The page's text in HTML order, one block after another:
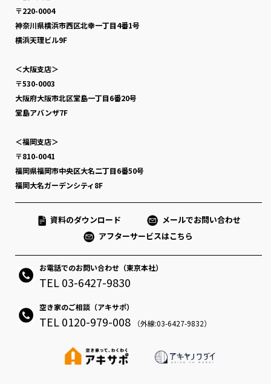
〒220-0004
神奈川県横浜市西区北幸一丁目4番1号
横浜天理ビル9F
＜大阪支店＞
〒530-0003
大阪府大阪市北区堂島一丁目6番20号
堂島アバンザ7F
＜福岡支店＞
〒810-0041
福岡県福岡市中央区大名二丁目6番50号
福岡大名ガーデンシティ8F
資料のダウンロード
メールでお問い合わせ
アフターサービスはこちら
お電話でのお問い合わせ（東京本社）
TEL 03-6427-9830
空き家のご相談（アキサポ）
TEL 0120-979-008 （外線:03-6427-9832）